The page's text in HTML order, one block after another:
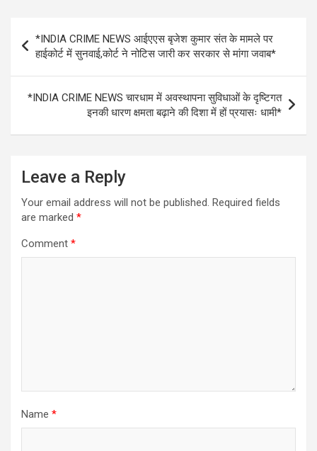
navigation
*INDIA CRIME NEWS आईएएस बृजेश कुमार संत के मामले पर
हाईकोर्ट में सुनवाई,कोर्ट ने नोटिस जारी कर सरकार से मांगा जवाब*
*INDIA CRIME NEWS चारधाम में अवस्थापना सुविधाओं के दृष्टिगत
इनकी धारण क्षमता बढ़ाने की दिशा में हों प्रयासः धामी*
Leave a Reply
Your email address will not be published. Required fields
are marked *
Comment *
Name *